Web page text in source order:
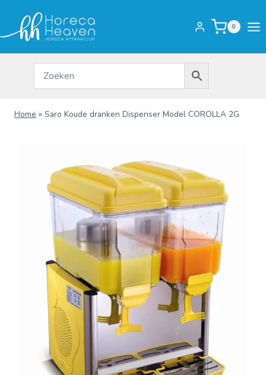
inhoud
0
Home » Saro Koude dranken Dispenser Model COROLLA 2G